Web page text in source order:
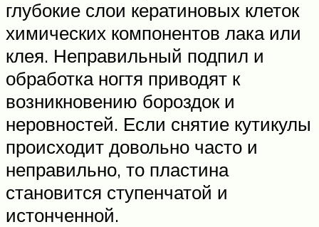
глубокие слои кератиновых клеток
химических компонентов лака или
клея. Неправильный подпил и
обработка ногтя приводят к
возникновению бороздок и
неровностей. Если снятие кутикулы
происходит довольно часто и
неправильно, то пластина
становится ступенчатой и
истонченной.